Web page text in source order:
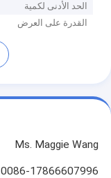
الحد الأدنى لكمية
القدرة على العرض
Ms. Maggie Wang
0086-17866607996